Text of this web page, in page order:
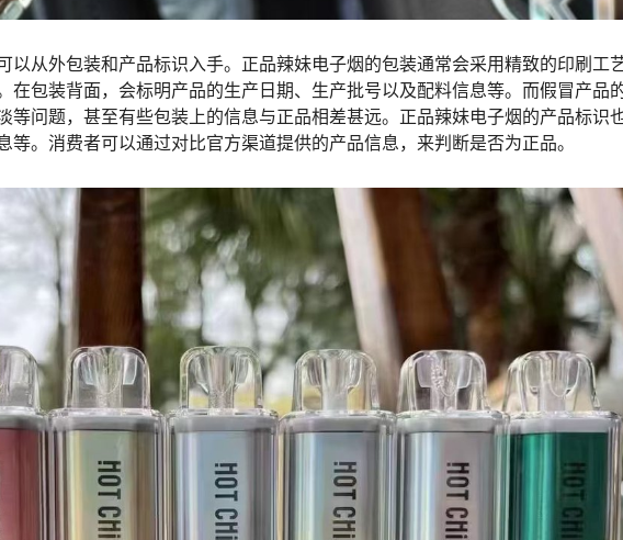
以从外包装和产品标识入手。正品辣妹电子烟的包装通常会采用精致的印刷工
在包装背面，会标明产品的生产日期、生产批号以及配料信息等。而假冒产品
等问题，甚至有些包装上的信息与正品相差甚远。正品辣妹电子烟的产品标识
。消费者可以通过对比官方渠道提供的产品信息，来判断是否为正品。